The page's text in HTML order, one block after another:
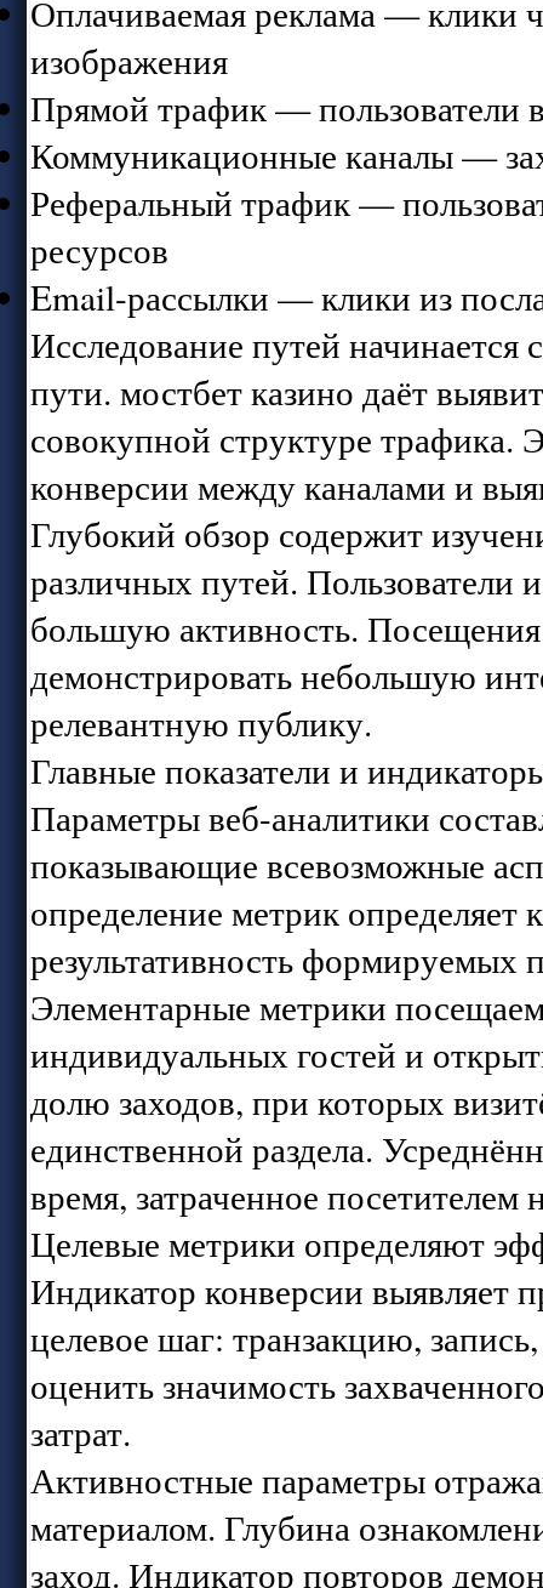
Оплачиваемая реклама — клики
изображения
Прямой трафик — пользователи
Коммуникационные каналы —
Реферальный трафик —
ресурсов
Email-рассылки — клики из
Исследование путей начинается
пути. мостбет казино даёт
совокупной структуре трафика.
конверсии между каналами и
Глубокий обзор содержит
различных путей. Пользователи
большую активность.
демонстрировать небольшую
релевантную публику.
Главные показатели и
Параметры веб-аналитики
показывающие всевозможные
определение метрик определяет
результативность формируемых
Элементарные метрики
индивидуальных гостей и
долю заходов, при которых
единственной раздела.
время, затраченное посетителем
Целевые метрики определяют
Индикатор конверсии выявляет
целевое шаг: транзакцию,
оценить значимость
затрат.
Активностные параметры
материалом. Глубина
заход. Индикатор повторов